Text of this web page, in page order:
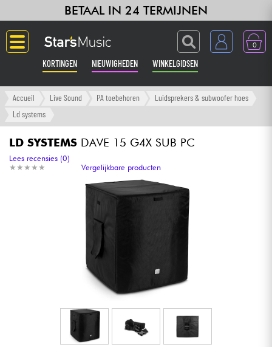
BETAAL IN 24 TERMIJNEN
0
KORTINGEN NIEUWIGHEDEN WINKELGIDSEN
Langue
Versterker & Effecten
Toetsenbord & Piano
Synths & samplers
Home-studio
Hoofdtelefoon
Microfoon
Accueil Live Sound PA toebehoren
Luidsprekers & subwoofer hoes
Ld systems
LD SYSTEMS DAVE 15 G4X SUB PC
★ ★ ★ ★ ★
★ ★ ★ ★ ★
Lees recensies (0)
Vergelijkbare producten